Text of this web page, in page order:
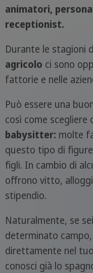
animatori,
receptionist.
Durante le stagioni
agricolo ci sono
fattorie e nelle
Può essere una
così come scegliere
babysitter: molte
questo tipo di
figli. In cambio di
offrono vitto,
stipendio.
Naturalmente, se
determinato
direttamente nel
conosci già lo